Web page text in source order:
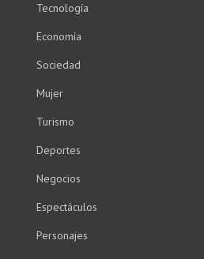
Tecnología
Economía
Sociedad
Mujer
Turismo
Deportes
Negocios
Espectáculos
Personajes